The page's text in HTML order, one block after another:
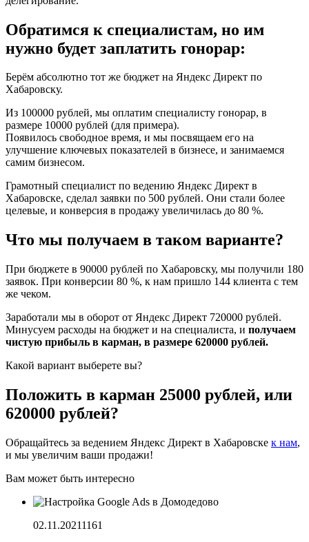
Обратимся к специалистам, но им
нужно будет заплатить гонорар:
Берём абсолютно тот же бюджет на Яндекс Директ по
Хабаровску.
Из 100000 рублей, мы оплатим специалисту гонорар, в
размере 10000 рублей (для примера).
Появилось свободное время, и мы посвящаем его на
улучшение ключевых показателей в бизнесе, и занимаемся
самим бизнесом.
Грамотный специалист по ведению Яндекс Директ в
Хабаровске, сделал заявки по 500 рублей. Они стали более
целевые, и конверсия в продажу увеличилась до 80 %.
Что мы получаем в таком варианте?
При бюджете в 90000 рублей по Хабаровску, мы получили 180
заявок. При конверсии 80 %, к нам пришло 144 клиента с тем
же чеком.
Заработали мы в оборот от Яндекс Директ 720000 рублей.
Минусуем расходы на бюджет и на специалиста, и получаем
чистую прибыль в карман, в размере 620000 рублей.
Какой вариант выберете вы?
Положить в карман 25000 рублей, или
620000 рублей?
Обращайтесь за ведением Яндекс Директ в Хабаровске к нам,
и мы увеличим ваши продажи!
Вам может быть интересно
02.11.20211161